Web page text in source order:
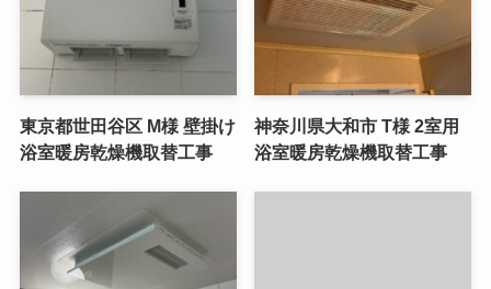
東京都世田谷区 M様 壁掛け
浴室暖房乾燥機取替工事
神奈川県大和市 T様 2室用
浴室暖房乾燥機取替工事